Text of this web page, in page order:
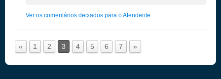
Ver os comentários deixados para o Atendente
« 1 2 3 4 5 6 7 »